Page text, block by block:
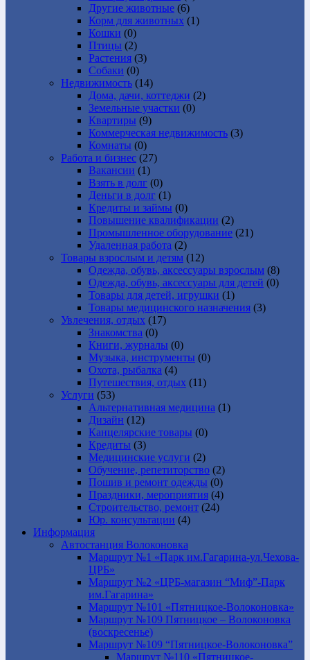
Другие животные (6)
Корм для животных (1)
Кошки (0)
Птицы (2)
Растения (3)
Собаки (0)
Недвижимость (14)
Дома, дачи, коттеджи (2)
Земельные участки (0)
Квартиры (9)
Коммерческая недвижимость (3)
Комнаты (0)
Работа и бизнес (27)
Вакансии (1)
Взять в долг (0)
Деньги в долг (1)
Кредиты и займы (0)
Повышение квалификации (2)
Промышленное оборудование (21)
Удаленная работа (2)
Товары взрослым и детям (12)
Одежда, обувь, аксессуары взрослым (8)
Одежда, обувь, аксессуары для детей (0)
Товары для детей, игрушки (1)
Товары медицинского назначения (3)
Увлечения, отдых (17)
Знакомства (0)
Книги, журналы (0)
Музыка, инструменты (0)
Охота, рыбалка (4)
Путешествия, отдых (11)
Услуги (53)
Альтернативная медицина (1)
Дизайн (12)
Канцелярские товары (0)
Кредиты (3)
Медицинские услуги (2)
Обучение, репетиторство (2)
Пошив и ремонт одежды (0)
Праздники, мероприятия (4)
Строительство, ремонт (24)
Юр. консультации (4)
Информация
Автостанция Волоконовка
Маршрут №1 «Парк им.Гагарина-ул.Чехова-
ЦРБ»
Маршрут №2 «ЦРБ-магазин “Миф”-Парк
им.Гагарина»
Маршрут №101 «Пятницкое-Волоконовка»
Маршрут №109 Пятницкое – Волоконовка
(воскресенье)
Маршрут №109 “Пятницкое-Волоконовка”
Маршрут №110 «Пятницкое-